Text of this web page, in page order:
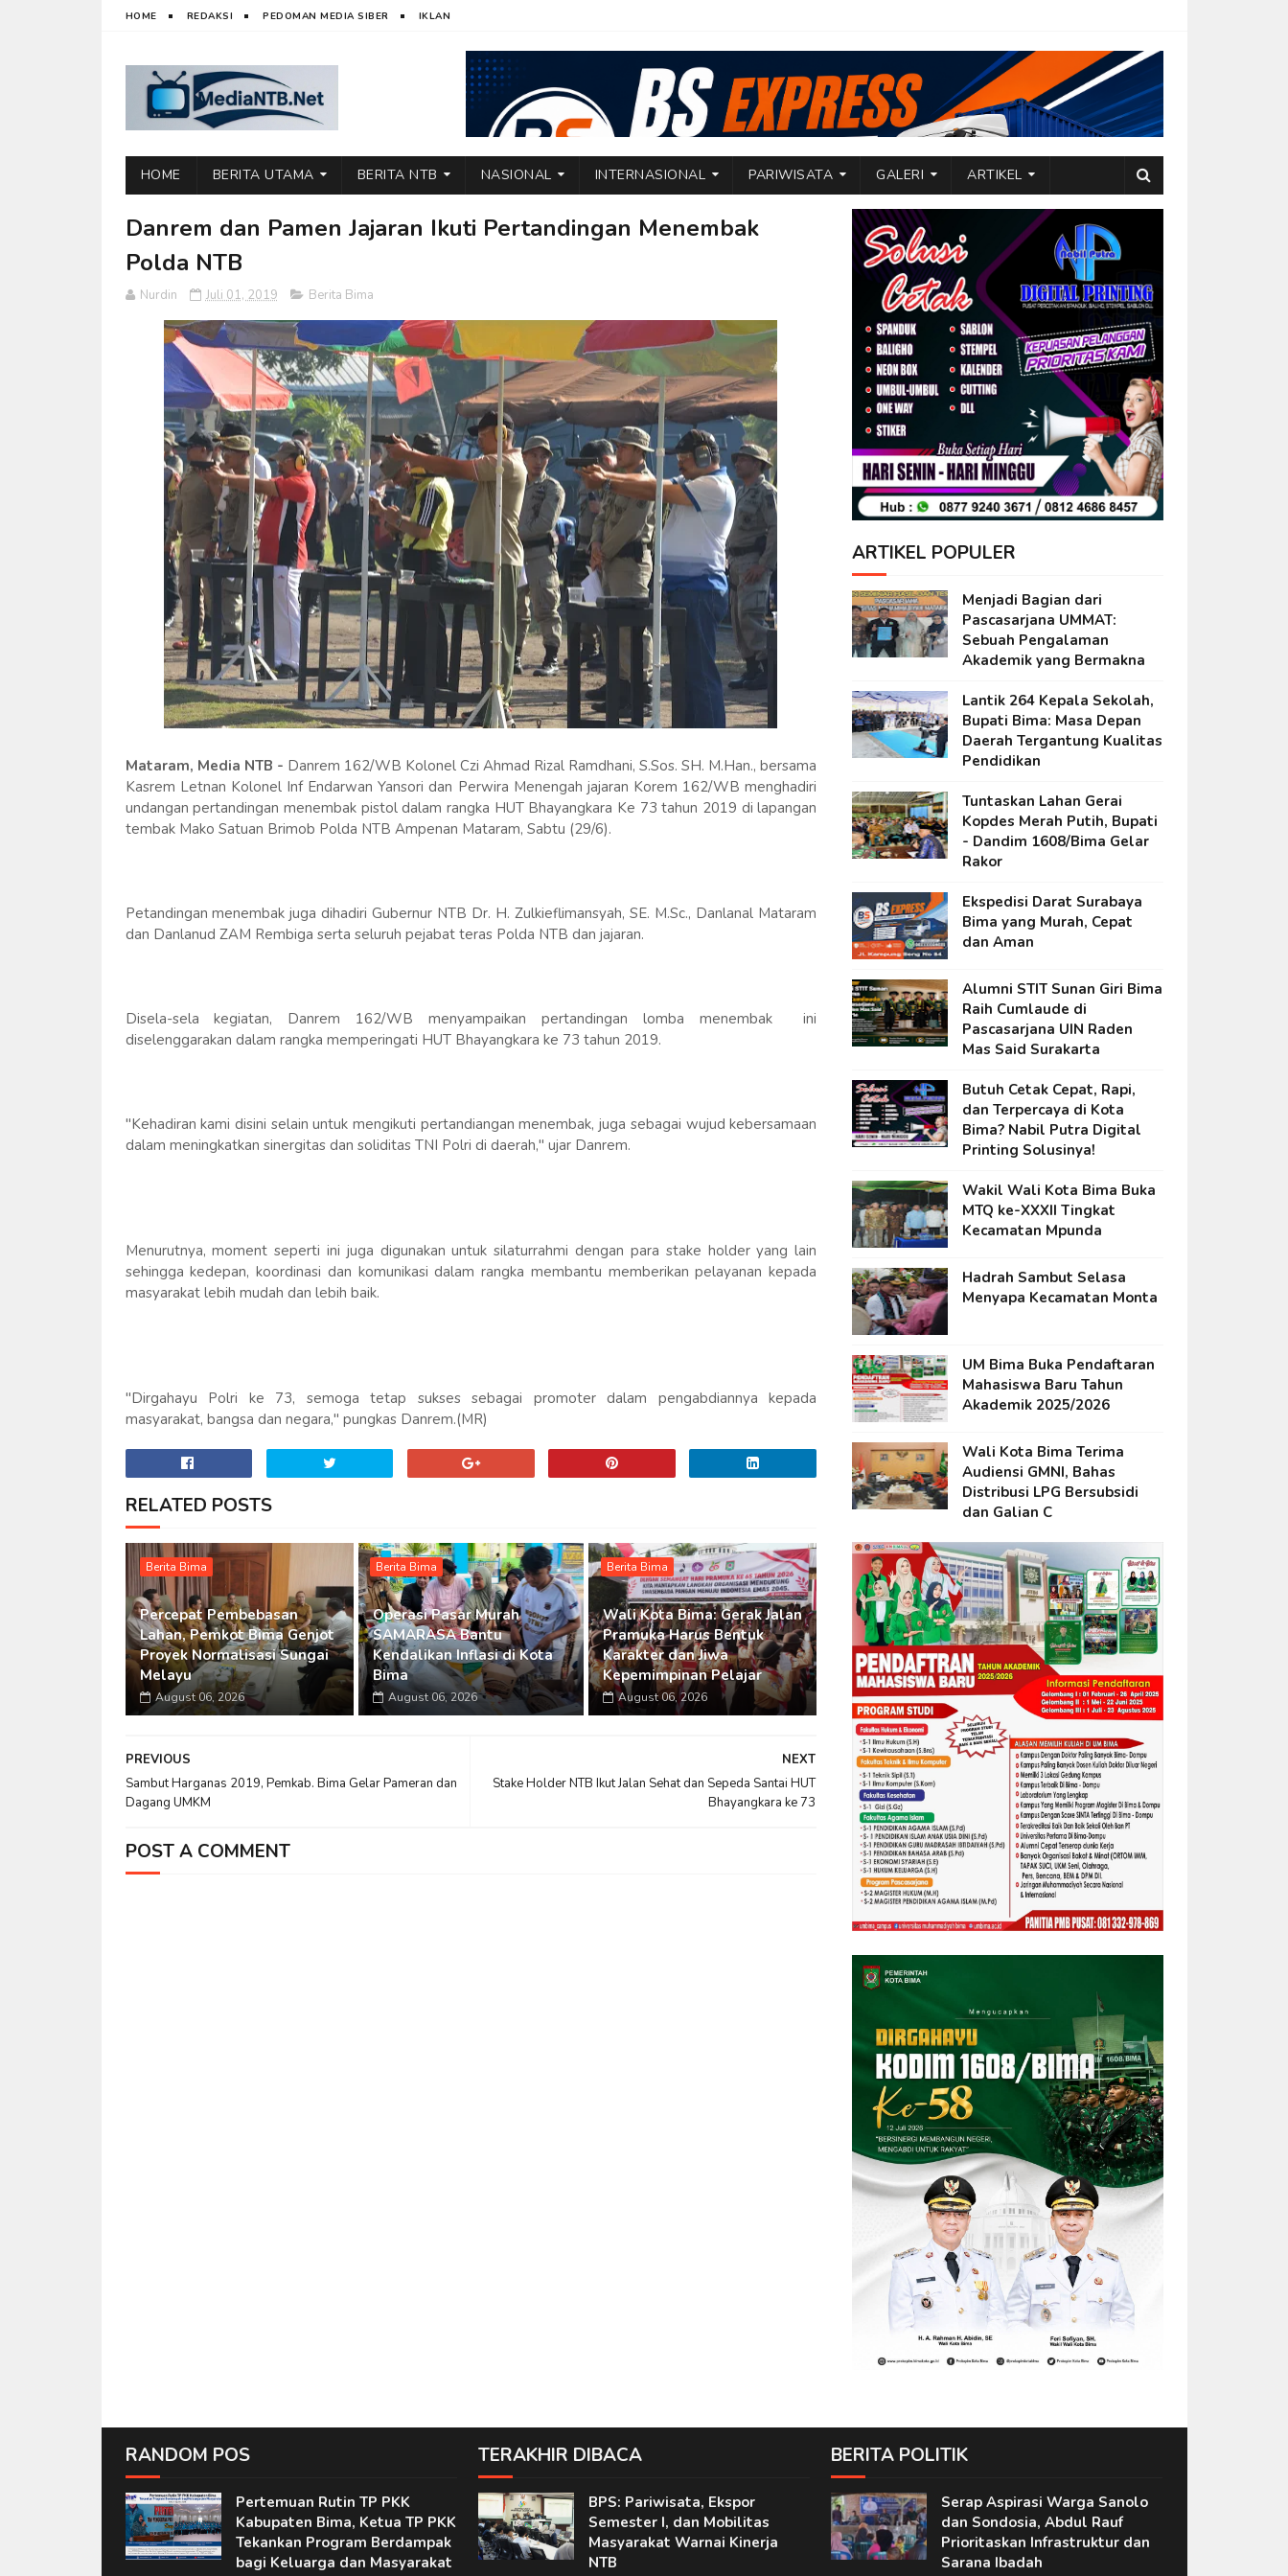
HOME REDAKSI PEDOMAN MEDIA SIBER IKLAN
HOME BERITA UTAMA BERITA NTB NASIONAL INTERNASIONAL PARIWISATA GALERI ARTIKEL
Danrem dan Pamen Jajaran Ikuti Pertandingan Menembak
Polda NTB
Nurdin Juli 01, 2019 Berita Bima
Mataram, Media NTB - Danrem 162/WB Kolonel Czi Ahmad Rizal Ramdhani, S.Sos. SH. M.Han., bersama
Kasrem Letnan Kolonel Inf Endarwan Yansori dan Perwira Menengah jajaran Korem 162/WB menghadiri
undangan pertandingan menembak pistol dalam rangka HUT Bhayangkara Ke 73 tahun 2019 di lapangan
tembak Mako Satuan Brimob Polda NTB Ampenan Mataram, Sabtu (29/6).
Petandingan menembak juga dihadiri Gubernur NTB Dr. H. Zulkieflimansyah, SE. M.Sc., Danlanal Mataram
dan Danlanud ZAM Rembiga serta seluruh pejabat teras Polda NTB dan jajaran.
Disela-sela kegiatan, Danrem 162/WB menyampaikan pertandingan lomba menembak ini
diselenggarakan dalam rangka memperingati HUT Bhayangkara ke 73 tahun 2019.
"Kehadiran kami disini selain untuk mengikuti pertandiangan menembak, juga sebagai wujud kebersamaan
dalam meningkatkan sinergitas dan soliditas TNI Polri di daerah," ujar Danrem.
Menurutnya, moment seperti ini juga digunakan untuk silaturrahmi dengan para stake holder yang lain
sehingga kedepan, koordinasi dan komunikasi dalam rangka membantu memberikan pelayanan kepada
masyarakat lebih mudah dan lebih baik.
"Dirgahayu Polri ke 73, semoga tetap sukses sebagai promoter dalam pengabdiannya kepada
masyarakat, bangsa dan negara," pungkas Danrem.(MR)
RELATED POSTS
Berita Bima
Percepat Pembebasan
Lahan, Pemkot Bima Genjot
Proyek Normalisasi Sungai
Melayu
August 06, 2026
Berita Bima
Operasi Pasar Murah
SAMARASA Bantu
Kendalikan Inflasi di Kota
Bima
August 06, 2026
Berita Bima
Wali Kota Bima: Gerak Jalan
Pramuka Harus Bentuk
Karakter dan Jiwa
Kepemimpinan Pelajar
August 06, 2026
NEXT
Stake Holder NTB Ikut Jalan Sehat dan Sepeda Santai HUT
Bhayangkara ke 73
PREVIOUS
Sambut Harganas 2019, Pemkab. Bima Gelar Pameran dan
Dagang UMKM
POST A COMMENT
ARTIKEL POPULER
Menjadi Bagian dari
Pascasarjana UMMAT:
Sebuah Pengalaman
Akademik yang Bermakna
Lantik 264 Kepala Sekolah,
Bupati Bima: Masa Depan
Daerah Tergantung Kualitas
Pendidikan
Tuntaskan Lahan Gerai
Kopdes Merah Putih, Bupati
- Dandim 1608/Bima Gelar
Rakor
Ekspedisi Darat Surabaya
Bima yang Murah, Cepat
dan Aman
Alumni STIT Sunan Giri Bima
Raih Cumlaude di
Pascasarjana UIN Raden
Mas Said Surakarta
Butuh Cetak Cepat, Rapi,
dan Terpercaya di Kota
Bima? Nabil Putra Digital
Printing Solusinya!
Wakil Wali Kota Bima Buka
MTQ ke-XXXII Tingkat
Kecamatan Mpunda
Hadrah Sambut Selasa
Menyapa Kecamatan Monta
UM Bima Buka Pendaftaran
Mahasiswa Baru Tahun
Akademik 2025/2026
Wali Kota Bima Terima
Audiensi GMNI, Bahas
Distribusi LPG Bersubsidi
dan Galian C
RANDOM POS
Pertemuan Rutin TP PKK
Kabupaten Bima, Ketua TP PKK
Tekankan Program Berdampak
bagi Keluarga dan Masyarakat
TERAKHIR DIBACA
BPS: Pariwisata, Ekspor
Semester I, dan Mobilitas
Masyarakat Warnai Kinerja
NTB
BERITA POLITIK
Serap Aspirasi Warga Sanolo
dan Sondosia, Abdul Rauf
Prioritaskan Infrastruktur dan
Sarana Ibadah